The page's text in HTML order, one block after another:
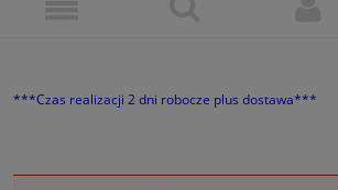
***Czas realizacji 2 dni robocze plus dostawa***